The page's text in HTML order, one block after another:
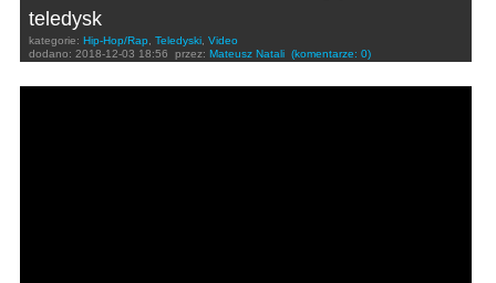
teledysk
kategorie: Hip-Hop/Rap Teledyski Video
dodano: 2018-12-03 18:56 przez: Mateusz Natali (komentarze: 0)